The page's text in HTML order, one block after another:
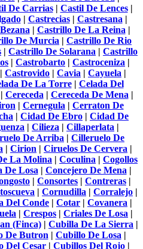
De Carrias| Castil De Lences|
| Castrecias| Castresana|
| Castrillo De La Reina|
De Murcia | Castrillo De Rio
| Castrillo De Solarana | Castrillo
| Castrobarto | Castroceniza |
| Castrovido | Cavia | Cayuela |
De La Torre| Celada Del
Cereceda| Cereceda De Mena|
| Cernegula| Cerraton De
| Cidad De Ebro | Cidad De
| Cilieza | Cillaperlata |
De Arriba | Cilleruelo De
| Cirion | Ciruelos De Cervera |
La Molina | Coculina | Cogollos
De Losa| Concejero De Mena|
| Consortes | Contreras |
| Cornudilla | Corralejo |
Del Conde | Cotar | Covanera |
| Crespos | Criales De Losa |
(Finca) | Cubilla De La Sierra |
De Butron| Cubillo De Losa|
Del Cesar | Cubillos Del Rojo |